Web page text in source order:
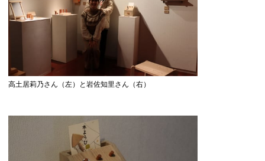
高土居莉乃さん（左）と岩佐知里さん（右）